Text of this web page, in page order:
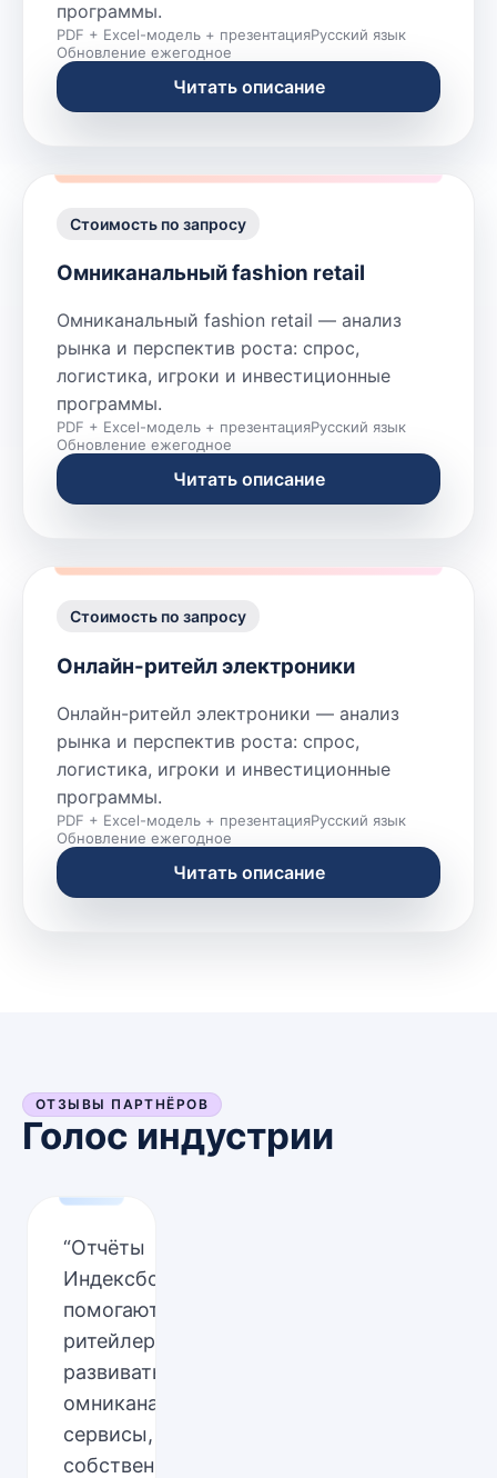
программы.
PDF + Excel-модель + презентацияРусский язык
Обновление ежегодное
Читать описание
Стоимость по запросу
Омниканальный fashion retail
Омниканальный fashion retail — анализ
рынка и перспектив роста: спрос,
логистика, игроки и инвестиционные
программы.
PDF + Excel-модель + презентацияРусский язык
Обновление ежегодное
Читать описание
Стоимость по запросу
Онлайн-ритейл электроники
Онлайн-ритейл электроники — анализ
рынка и перспектив роста: спрос,
логистика, игроки и инвестиционные
программы.
PDF + Excel-модель + презентацияРусский язык
Обновление ежегодное
Читать описание
ОТЗЫВЫ ПАРТНЁРОВ
Голос индустрии
“Отчёты
Индексбокс
помогают
ритейлерам
развивать
омниканальные
сервисы,
собственные